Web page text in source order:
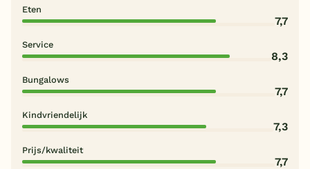
Eten
7,7
Service
8,3
Bungalows
7,7
Kindvriendelijk
7,3
Prijs/kwaliteit
7,7